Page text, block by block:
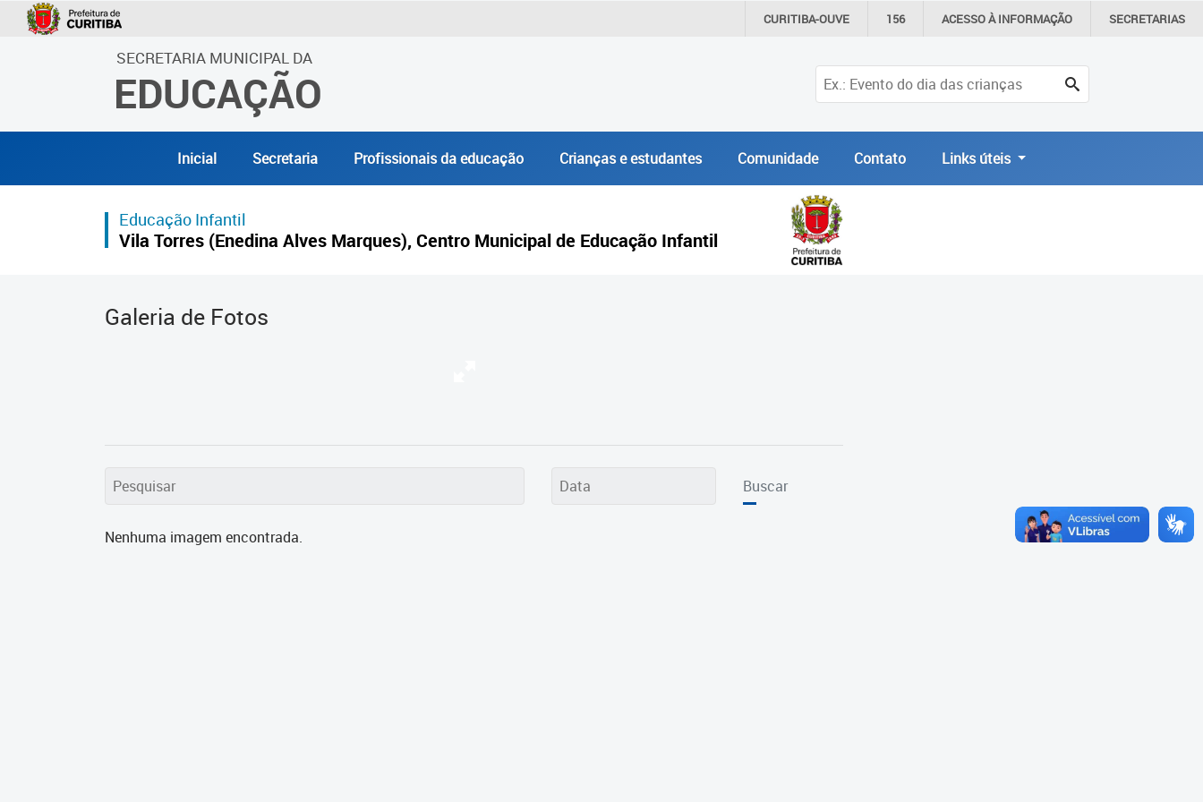
CURITIBA-OUVE 156 ACESSO ÀINFORMAÇÃO SECRETARIAS
SECRETARIA MUNICIPAL DA
EDUCAÇÃO
Inicial Secretaria Profissionais da educação Crianças e estudantes Comunidade Contato Links úteis
Educação Infantil
Vila Torres (Enedina Alves Marques), Centro Municipal de Educação Infantil
Galeria de Fotos
Buscar
Nenhuma imagem encontrada.